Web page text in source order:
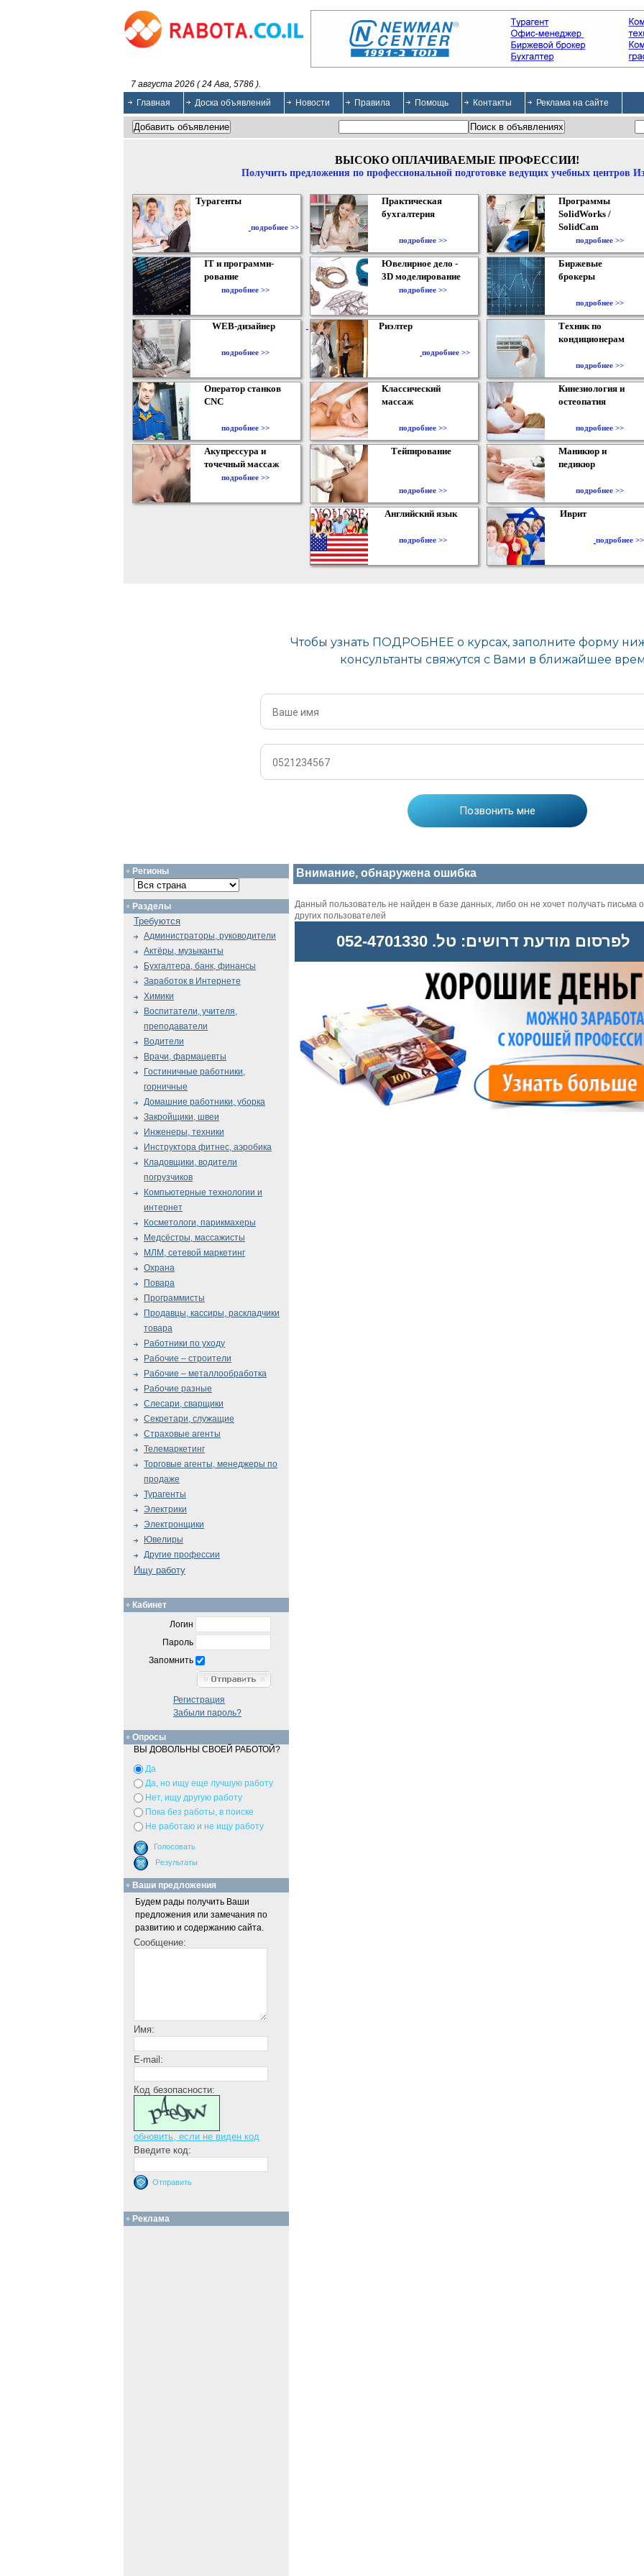
7 августа 2026 ( 24 Ава, 5786 ).
Главная
Доска объявлений Новости Правила Помощь Контакты Реклама на сайте
ВЫСОКО ОПЛАЧИВАЕМЫЕ ПРОФЕССИИ!
Получить предложения по профессиональной подготовке ведущих учебных центров
Турагенты
подробнее >>
Практическая
бухгалтерия
подробнее >>
Программы
SolidWorks /
SolidCam
подробнее >>
IT и программи-
рование
подробнее >>
Ювелирное дело -
3D моделирование
подробнее >>
Биржевые
брокеры
подробнее >>
WEB-дизайнер
подробнее >>
Риэлтер
подробнее >>
Техник по
кондиционерам
подробнее >>
Оператор станков
CNC
подробнее >>
Классический
массаж
подробнее >>
Кинезиология и
остеопатия
подробнее >>
Акупрессура и
точечный массаж
подробнее >>
Тейпирование
подробнее >>
Маникюр и
педикюр
подробнее >>
Английский язык
подробнее >>
Иврит
подробнее >>
Внимание, обнаружена ошибка
Данный пользователь не найден в базе данных, либо он не хочет получать письма
других пользователей
לפרסום מודעת דרושים: טל. 052-4701330
Регионы
Разделы
Требуются
Администраторы, руководители
Актёры, музыканты
Бухгалтера, банк, финансы
Заработок в Интернете
Химики
Воспитатели, учителя,
преподаватели
Водители
Врачи, фармацевты
Гостиничные работники,
горничные
Домашние работники, уборка
Закройщики, швеи
Инженеры, техники
Инструктора фитнес, аэробика
Кладовщики, водители
погрузчиков
Компьютерные технологии и
интернет
Косметологи, парикмахеры
Медсёстры, массажисты
МЛМ, сетевой маркетинг
Охрана
Повара
Программисты
Продавцы, кассиры, раскладчики
товара
Работники по уходу
Рабочие – строители
Рабочие – металлообработка
Рабочие разные
Слесари, сварщики
Секретари, служащие
Страховые агенты
Телемаркетинг
Торговые агенты, менеджеры по
продаже
Турагенты
Электрики
Электронщики
Ювелиры
Другие профессии
Ищу работу
Кабинет
Логин
Пароль
Запомнить
Регистрация
Забыли пароль?
Опросы
ВЫ ДОВОЛЬНЫ СВОЕЙ РАБОТОЙ?
Да
Да, но ищу еще лучшую работу
Нет, ищу другую работу
Пока без работы, в поиске
Не работаю и не ищу работу
Ваши предложения
Будем рады получить Ваши
предложения или замечания по
развитию и содержанию сайта.
Сообщение:
Имя:
E-mail:
Код безопасности:
обновить, если не виден код
Введите код:
Реклама